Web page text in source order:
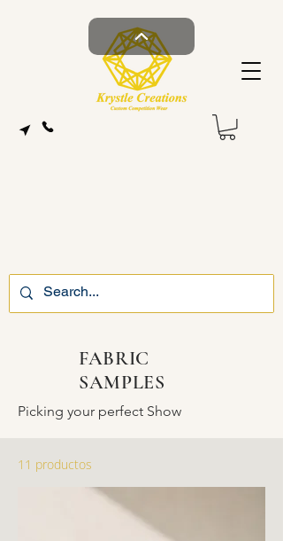
FABRIC
SAMPLES
Picking your perfect Show
11 productos